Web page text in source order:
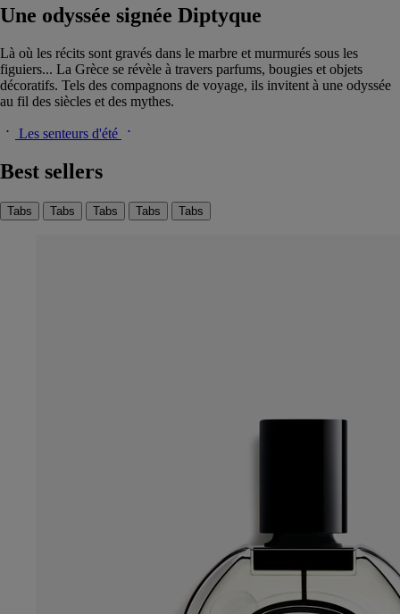
Une odyssée signée Diptyque
Là où les récits sont gravés dans le marbre et murmurés sous les
figuiers... La Grèce se révèle à travers parfums, bougies et objets
décoratifs. Tels des compagnons de voyage, ils invitent à une odyssée
au fil des siècles et des mythes.
Les senteurs d'été
Best sellers
Tabs Tabs Tabs Tabs Tabs